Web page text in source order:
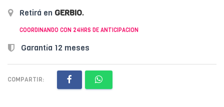
Retirá en GERBIO.
COORDINANDO CON 24HRS DE ANTICIPACION
Garantía 12 meses
COMPARTIR: